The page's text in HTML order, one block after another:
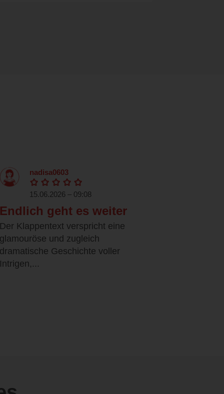
nadisa0603
15.06.2026 – 09:08
Endlich geht es weiter
Der Klappentext verspricht eine
glamouröse und zugleich
dramatische Geschichte voller
Intrigen,...